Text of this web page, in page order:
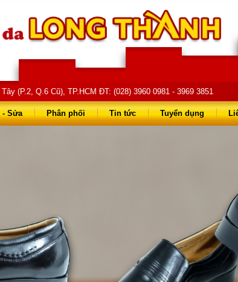
(P.2, Q.6 Cũ), TP.HCM ĐT: (028) 3960 0981 - 3969 3851
- 0903 823 714
- Sửa Phân phối Tin tức Tuyển dụng